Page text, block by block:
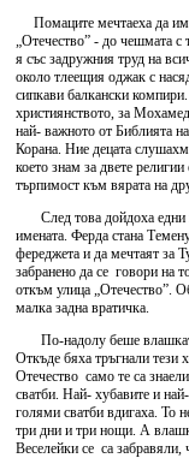
Помаците мечтаеха да
„Отечество” - до чешмата с
я със задружния труд на
около тлеещия оджак с
сипкави балкански
християнството, за
най- важното от Библията
Корана. Ние децата
което знам за двете
търпимост към вярата на
След това дойдоха едни
имената. Ферда стана
фереджета и да мечтаят за
забранено да се говори на
откъм улица „Отечество”.
малка задна вратичка.
По-надолу беше
Откъде бяха тръгнали тези
Отечество само те са
сватби. Най- хубавите и
голями сватби вдигаха. То
три дни и три нощи. А
Веселейки се са забравяли,